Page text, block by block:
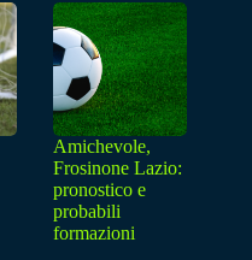
Amichevole,
Frosinone Lazio:
pronostico e
probabili
formazioni